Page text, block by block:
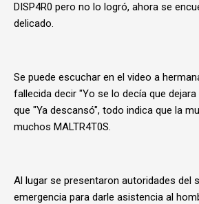
DISP4R0 pero no lo logró, ahora se
delicado.
Se puede escuchar en el video a
fallecida decir "Yo se lo decía que
que "Ya descansó", todo indica que la
muchos MALTR4T0S.
Al lugar se presentaron autoridades del
emergencia para darle asistencia al